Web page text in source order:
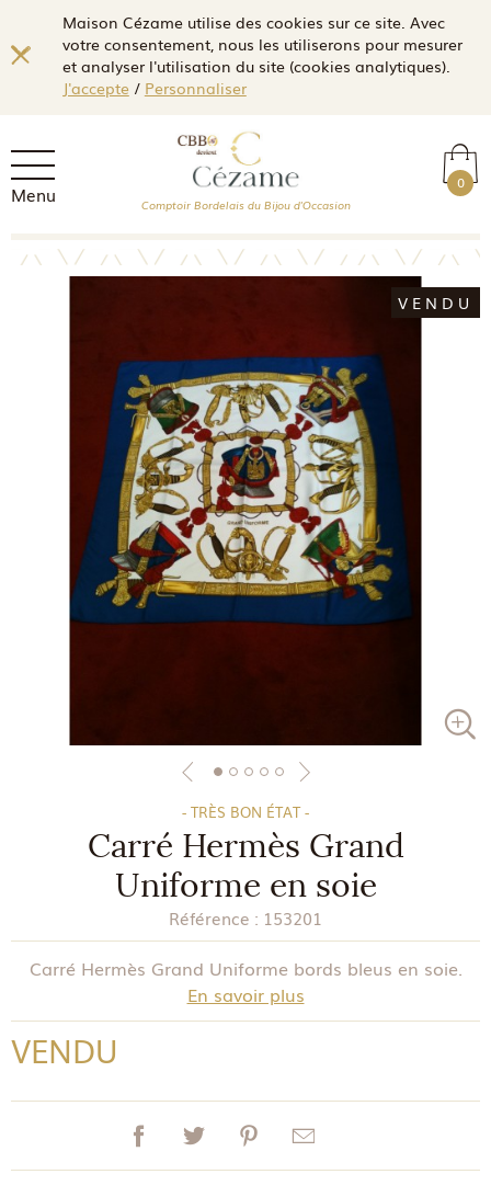
Maison Cézame utilise des cookies sur ce site. Avec
votre consentement, nous les utiliserons pour mesurer
et analyser l'utilisation du site (cookies analytiques).
J'accepte/ Personnaliser
Menu 0
Comptoir Bordelais du Bijou d'Occasion
VENDU
- TRÈS BON ÉTAT -
Carré Hermès Grand
Uniforme en soie
Référence : 153201
Carré Hermès Grand Uniforme bords bleus en soie.
En savoir plus
VENDU